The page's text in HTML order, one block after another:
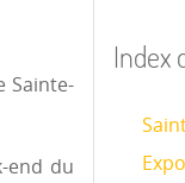
Index
Sainte-
end du